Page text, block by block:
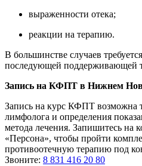
выраженности отека;
реакции на терапию.
В большинстве случаев
последующей поддерживающей
Запись на КФПТ в Нижнем
Запись на курс КФПТ возможна
лимфолога и определения
метода лечения. Запишитесь на
«Персона», чтобы пройти
противоотечную терапию под
Звоните: 8 831 416 20 80